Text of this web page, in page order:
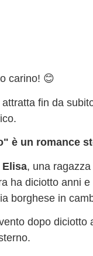
carino! 😊
fin da
è un romance
Elisa, una
ha diciotto anni
borghese in
dopo